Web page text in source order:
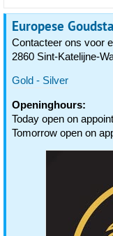
Europese
Contacteer ons voor
2860 Sint-Katelijne-
Gold - Silver
Openinghours:
Today open on
Tomorrow open on